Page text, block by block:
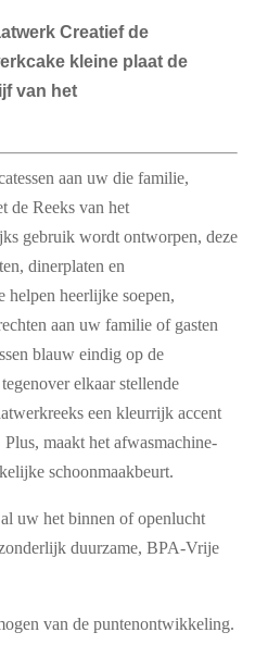
Creatief de
kleine plaat de
van het
aan uw die familie,
de Reeks van het
gebruik wordt ontworpen, deze
dinerplaten en
helpen heerlijke soepen,
aan uw familie of gasten
blauw eindig op de
elkaar stellende
een kleurrijk accent
maakt het afwasmachine-
schoonmaakbeurt.
uw het binnen of openlucht
duurzame, BPA-Vrije
van de puntenontwikkeling.